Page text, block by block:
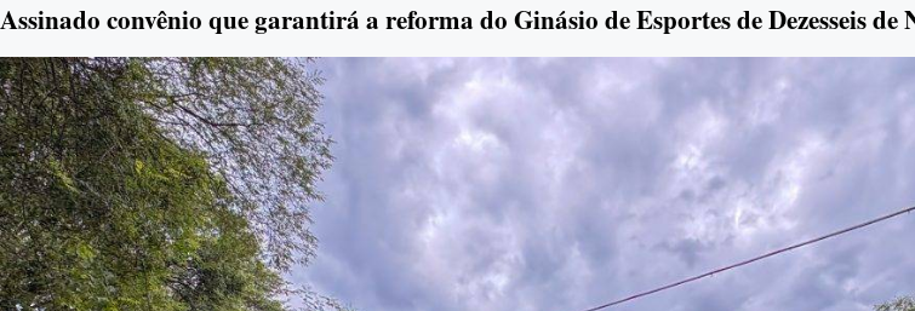
Assinado convênio que garantirá a reforma do Ginásio de Esportes de Dezesseis de